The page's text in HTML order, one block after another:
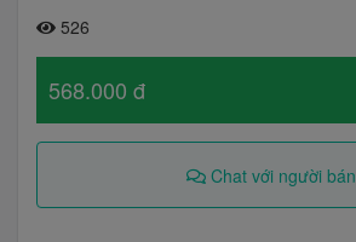
526
568.000 đ
Chat với người bán